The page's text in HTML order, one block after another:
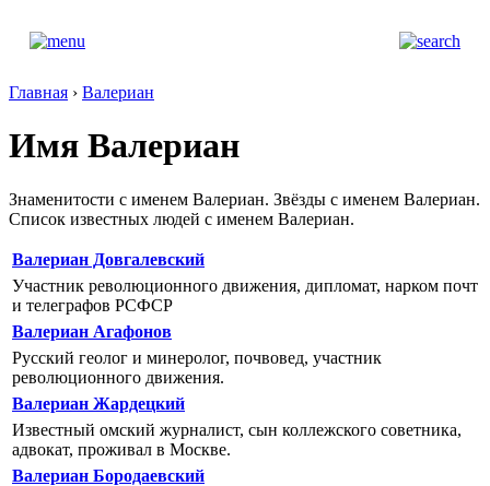
Главная › Валериан
Имя Валериан
Знаменитости с именем Валериан. Звёзды с именем Валериан.
Список известных людей с именем Валериан.
Валериан Довгалевский
Участник революционного движения, дипломат, нарком почт
и телеграфов РСФСР
Валериан Агафонов
Русский геолог и минеролог, почвовед, участник
революционного движения.
Валериан Жардецкий
Известный омский журналист, сын коллежского советника,
адвокат, проживал в Москве.
Валериан Бородаевский